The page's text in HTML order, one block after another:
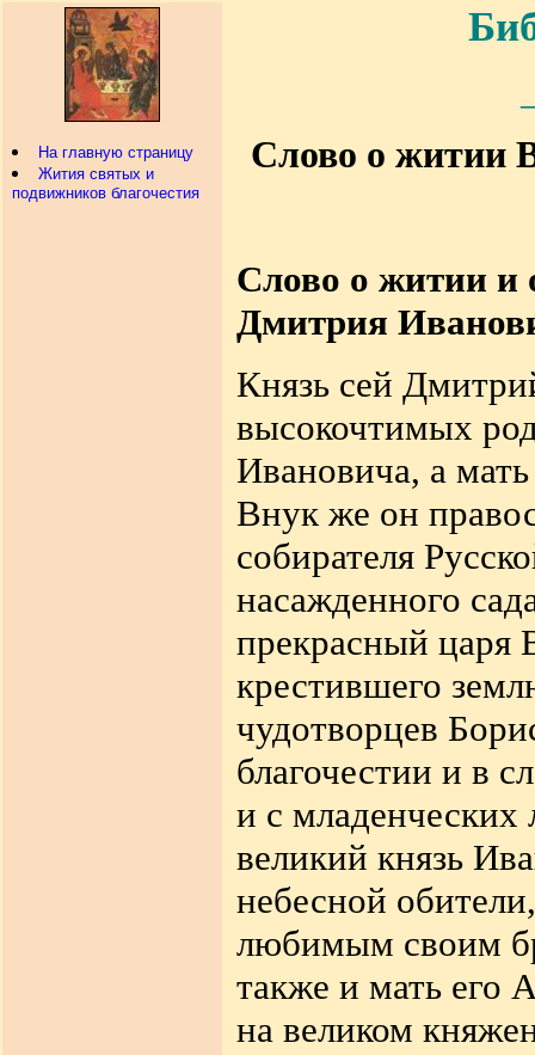
На главную страницу
Жития святых и
подвижников благочестия
Слово о житии
Слово о житии и
Дмитрия
Князь сей
высокочтимых
Ивановича, а
Внук же он
собирателя
насажденного
прекрасный царя
крестившего
чудотворцев
благочестии и в
и с младенческих
великий князь
небесной
любимым своим
также и мать его
на великом